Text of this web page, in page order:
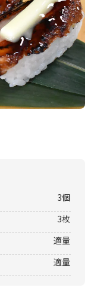
3個
3枚
適量
適量